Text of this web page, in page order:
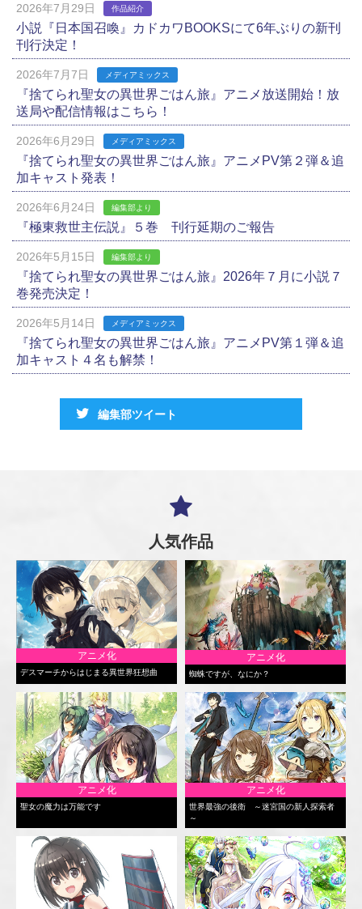
2026年7月29日 作品紹介
小説『日本国召喚』カドカワBOOKSにて6年ぶりの新刊
刊行決定！
2026年7月7日 メディアミックス
『捨てられ聖女の異世界ごはん旅』アニメ放送開始！放
送局や配信情報はこちら！
2026年6月29日 メディアミックス
『捨てられ聖女の異世界ごはん旅』アニメPV第２弾＆追
加キャスト発表！
2026年6月24日 編集部より
『極東救世主伝説』５巻 刊行延期のご報告
2026年5月15日 編集部より
『捨てられ聖女の異世界ごはん旅』2026年７月に小説７
巻発売決定！
2026年5月14日 メディアミックス
『捨てられ聖女の異世界ごはん旅』アニメPV第１弾＆追
加キャスト４名も解禁！
編集部ツイート
人気作品
アニメ化
デスマーチからはじまる異世界狂想曲
アニメ化
蜘蛛ですが、なにか？
アニメ化
聖女の魔力は万能です
アニメ化
世界最強の後衛 ～迷宮国の新人探索者
～